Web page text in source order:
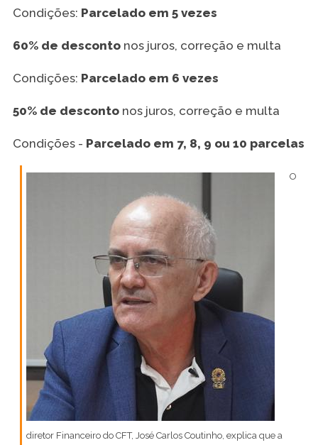
Condições: Parcelado em 5 vezes
60% de descontonos juros, correção e multa
Condições: Parcelado em 6 vezes
50% de descontonos juros, correção e multa
Condições - Parcelado em 7, 8, 9 ou 10 parcelas
O
diretor Financeiro do CFT, José Carlos Coutinho, explica que a